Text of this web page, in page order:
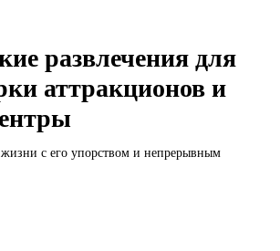
развлечения для
аттракционов и
с его упорством и непрерывным